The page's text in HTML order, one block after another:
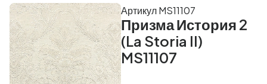
Призма История 2
(La Storia II)
MS11107
Артикул MS11107